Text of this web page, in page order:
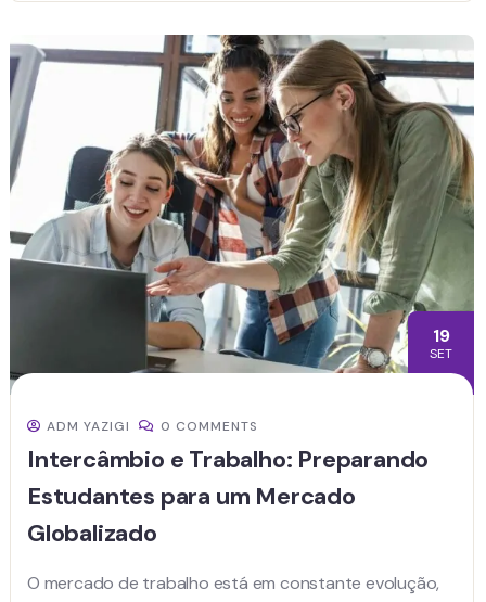
19
SET
ADM YAZIGI 0 COMMENTS
Intercâmbio e Trabalho: Preparando
Estudantes para um Mercado
Globalizado
O mercado de trabalho está em constante evolução,